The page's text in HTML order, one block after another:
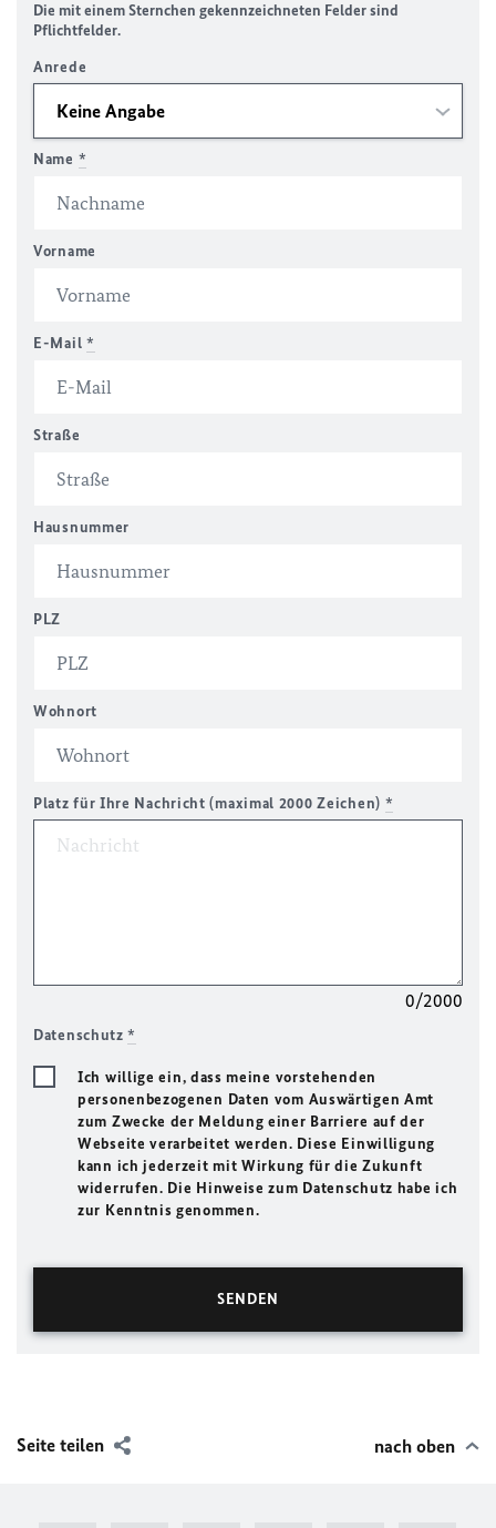
Die mit einem Sternchen gekennzeichneten Felder sind
Pflichtfelder.
Anrede
Name *
Vorname
E-Mail *
Straße
Hausnummer
PLZ
Wohnort
Platz für Ihre Nachricht (maximal 2000 Zeichen) *
0/2000
Datenschutz*
Ich willige ein, dass meine vorstehenden
personenbezogenen Daten vom Auswärtigen Amt
zum Zwecke der Meldung einer Barriere auf der
Webseite verarbeitet werden. Diese Einwilligung
kann ich jederzeit mit Wirkung für die Zukunft
widerrufen. Die Hinweise zum Datenschutz habe ich
zur Kenntnis genommen.
Seite teilen nach oben